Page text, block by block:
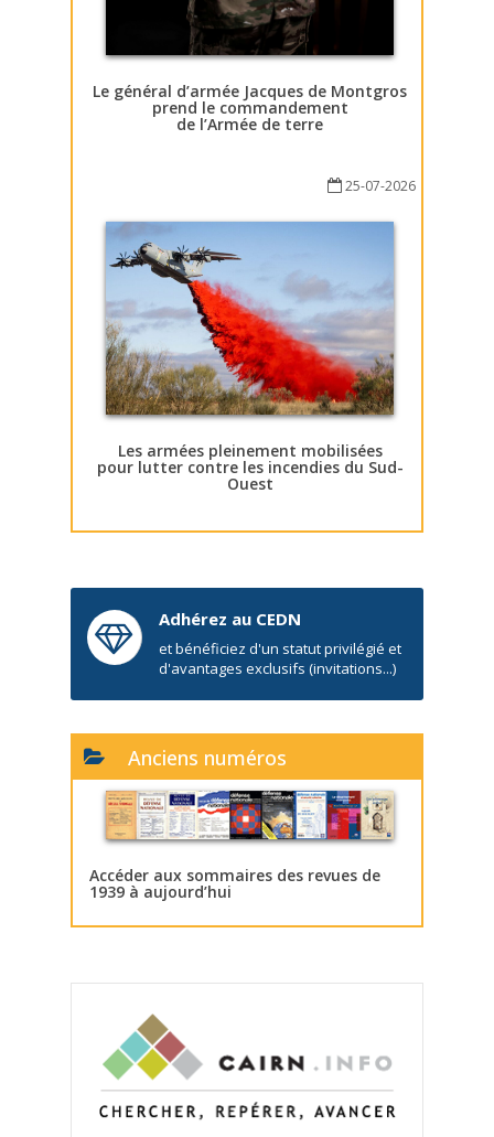
Le général d’armée Jacques de Montgros
prend le commandement
de l’Armée de terre
25-07-2026
Les armées pleinement mobilisées
pour lutter contre les incendies du Sud-
Ouest
Adhérez au CEDN
et bénéficiez d'un statut privilégié et
d'avantages exclusifs (invitations...)
Anciens numéros
Accéder aux sommaires des revues de
1939 à aujourd’hui